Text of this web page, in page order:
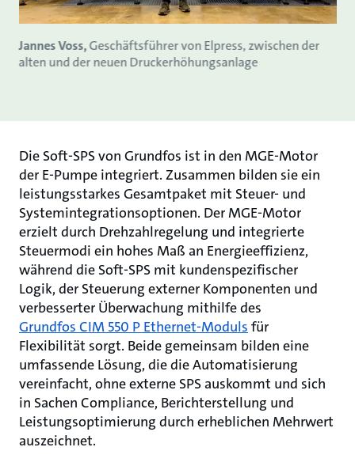
Jannes Voss,Geschäftsführer von Elpress, zwischen der
alten und der neuen Druckerhöhungsanlage
Die Soft-SPS von Grundfos ist in den MGE-Motor
der E-Pumpe integriert. Zusammen bilden sie ein
leistungsstarkes Gesamtpaket mit Steuer- und
Systemintegrationsoptionen. Der MGE-Motor
erzielt durch Drehzahlregelung und integrierte
Steuermodi ein hohes Maß an Energieeffizienz,
während die Soft-SPS mit kundenspezifischer
Logik, der Steuerung externer Komponenten und
verbesserter Überwachung mithilfe des
Grundfos CIM 550 P Ethernet-Moduls für
Flexibilität sorgt. Beide gemeinsam bilden eine
umfassende Lösung, die die Automatisierung
vereinfacht, ohne externe SPS auskommt und sich
in Sachen Compliance, Berichterstellung und
Leistungsoptimierung durch erheblichen Mehrwert
auszeichnet.